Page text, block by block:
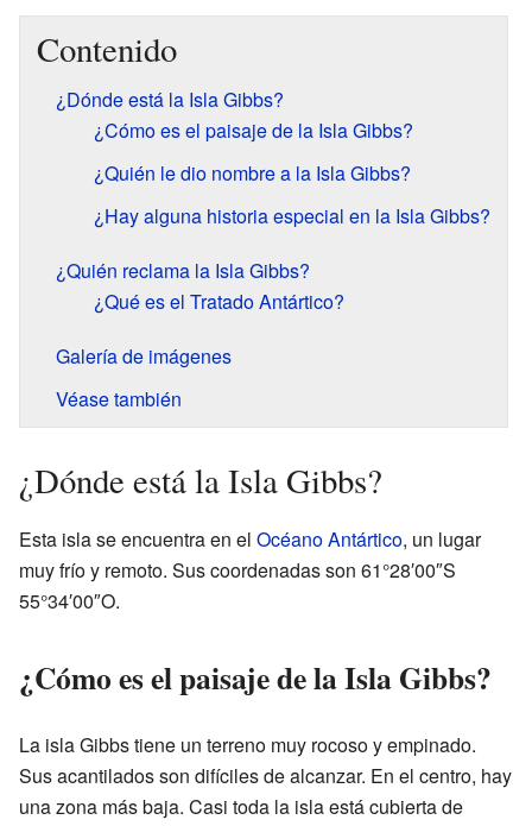
Contenido
¿Dónde está la Isla Gibbs?
¿Cómo es el paisaje de la Isla Gibbs?
¿Quién le dio nombre a la Isla Gibbs?
¿Hay alguna historia especial en la Isla Gibbs?
¿Quién reclama la Isla Gibbs?
¿Qué es el Tratado Antártico?
Galería de imágenes
Véase también
¿Dónde está la Isla Gibbs?
Esta isla se encuentra en el Océano Antártico, un lugar
muy frío y remoto. Sus coordenadas son 61°28′00″S
55°34′00″O.
¿Cómo es el paisaje de la Isla Gibbs?
La isla Gibbs tiene un terreno muy rocoso y empinado.
Sus acantilados son difíciles de alcanzar. En el centro, hay
una zona más baja. Casi toda la isla está cubierta de